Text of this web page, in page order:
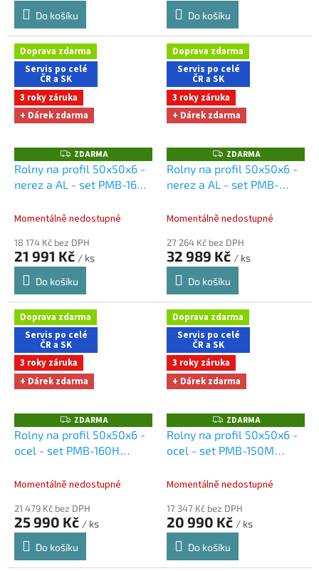
Do košíku
Do košíku
Doprava zdarma
Servis po celé
ČR a SK
3 roky záruka
+ Dárek zdarma
Z
D
A
R
ZDARMA
Rolny na profil 50x50x6 -
nerez a AL - set PMB-160H
při nákupu na e-shopu
Momentálně nedostupné
18 174 Kč bez DPH
21 991 Kč / ks
Do košíku
Doprava zdarma
Servis po celé
ČR a SK
3 roky záruka
+ Dárek zdarma
Z
D
A
R
ZDARMA
Rolny na profil 50x50x6 -
nerez a AL - set PMB-
zdarma při nákupu na e-
Momentálně nedostupné
27 264 Kč bez DPH
32 989 Kč / ks
Do košíku
Doprava zdarma
Servis po celé
ČR a SK
3 roky záruka
+ Dárek zdarma
Z
D
A
R
ZDARMA
Rolny na profil 50x50x6 -
ocel - set PMB-160H
při nákupu na e-shopu
Momentálně nedostupné
21 479 Kč bez DPH
25 990 Kč / ks
Do košíku
Doprava zdarma
Servis po celé
ČR a SK
3 roky záruka
+ Dárek zdarma
Z
D
A
R
ZDARMA
Rolny na profil 50x50x6 -
ocel - set PMB-150M
při nákupu na e-shopu
Momentálně nedostupné
17 347 Kč bez DPH
20 990 Kč / ks
Do košíku